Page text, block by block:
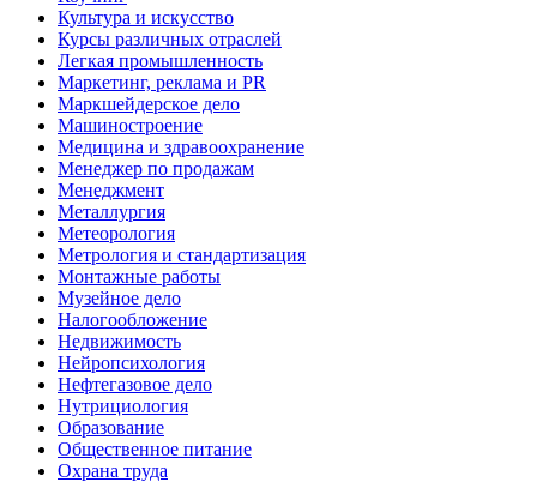
Культура и искусство
Курсы различных отраслей
Легкая промышленность
Маркетинг, реклама и PR
Маркшейдерское дело
Машиностроение
Медицина и здравоохранение
Менеджер по продажам
Менеджмент
Металлургия
Метеорология
Метрология и стандартизация
Монтажные работы
Музейное дело
Налогообложение
Недвижимость
Нейропсихология
Нефтегазовое дело
Нутрициология
Образование
Общественное питание
Охрана труда